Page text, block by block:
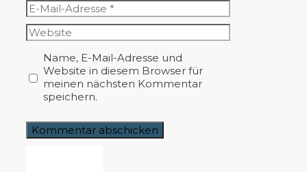
E-
Mail-
Adresse
Website
Name, E-Mail-Adresse und
Website in diesem Browser für
meinen nächsten Kommentar
speichern.